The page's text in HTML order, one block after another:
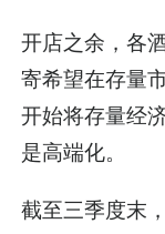
开店之余，各
寄希望在存量
开始将存量经
是高端化。
截至三季度末